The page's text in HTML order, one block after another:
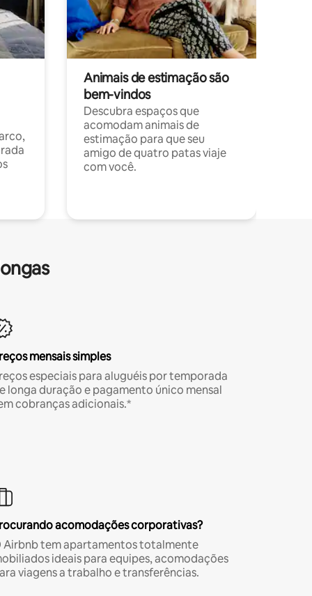
Animais de estimação são
bem-vindos
Descubra espaços que
acomodam animais de
estimação para que seu
amigo de quatro patas viaje
com você.
mensais simples
especiais para aluguéis por temporada
longa duração e pagamento único mensal
cobranças adicionais.*
acomodações corporativas?
Airbnb tem apartamentos totalmente
ideais para equipes, acomodações
viagens a trabalho e transferências.